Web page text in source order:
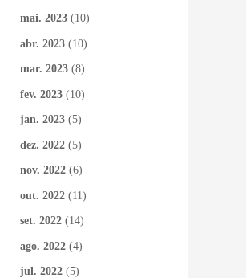
mai. 2023 (10)
abr. 2023 (10)
mar. 2023 (8)
fev. 2023 (10)
jan. 2023 (5)
dez. 2022 (5)
nov. 2022 (6)
out. 2022 (11)
set. 2022 (14)
ago. 2022 (4)
jul. 2022 (5)